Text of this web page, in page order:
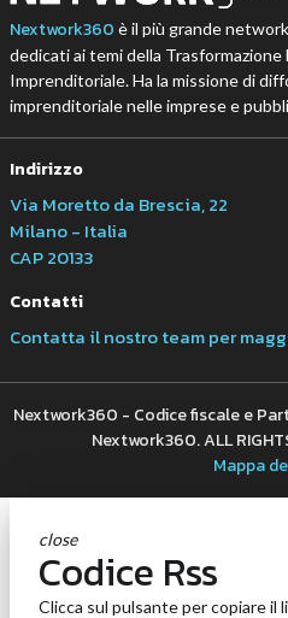
Nextwork360 è il più grande
dedicati ai temi della Trasformazione
Imprenditoriale. Ha la missione di
imprenditoriale nelle imprese e
Indirizzo
Via Moretto da Brescia, 22
Milano - Italia
CAP 20133
Contatti
Contatta il nostro team per
Nextwork360 - Codice fiscale e
Nextwork360. ALL
Mappa
close
Codice Rss
Clicca sul pulsante per copiare il